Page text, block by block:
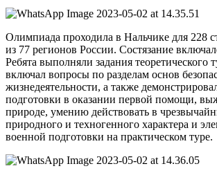
Олимпиада проходила в Нальчике для 228
из 77 регионов России. Состязание
Ребята выполняли задания теоретического
включал вопросы по разделам основ
жизнедеятельности, а также
подготовки в оказании первой помощи,
природе, умению действовать в
природного и техногенного характера и
военной подготовки на практическом туре.